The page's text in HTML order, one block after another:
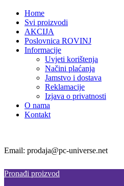
Home
Svi proizvodi
AKCIJA
Poslovnica ROVINJ
Informacije
Uvjeti korištenja
Načini plaćanja
Jamstvo i dostava
Reklamacije
Izjava o privatnosti
O nama
Kontakt
Email: prodaja@pc-universe.net
Pronađi proizvod